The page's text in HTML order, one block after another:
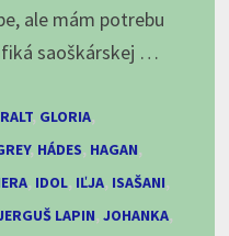
ale mám potrebu
saoškárskej …
, GLORIA,
, HÁDES, HAGAN,
, IDOL, IĽJA, ISAŠANI,
LAPIN, JOHANKA,